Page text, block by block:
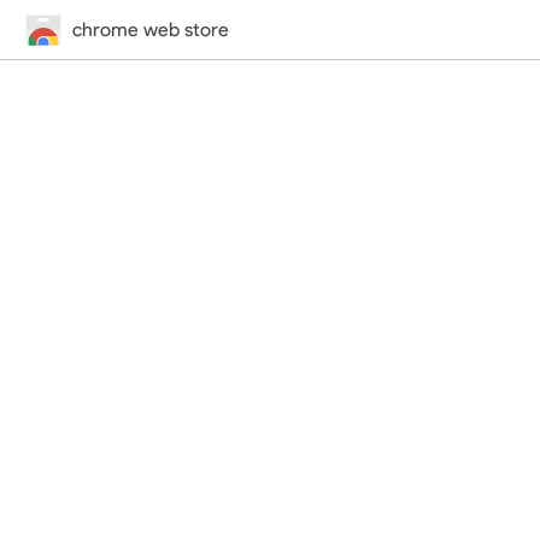
chrome web store